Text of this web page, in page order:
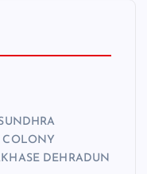
COLONY
DEHRADUN